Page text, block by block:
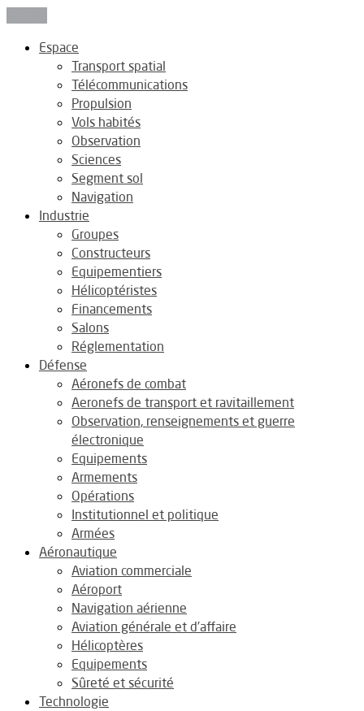
Espace
Transport spatial
Télécommunications
Propulsion
Vols habités
Observation
Sciences
Segment sol
Navigation
Industrie
Groupes
Constructeurs
Equipementiers
Hélicoptéristes
Financements
Salons
Réglementation
Défense
Aéronefs de combat
Aeronefs de transport et ravitaillement
Observation, renseignements et guerre
électronique
Equipements
Armements
Opérations
Institutionnel et politique
Armées
Aéronautique
Aviation commerciale
Aéroport
Navigation aérienne
Aviation générale et d’affaire
Hélicoptères
Equipements
Sûreté et sécurité
Technologie